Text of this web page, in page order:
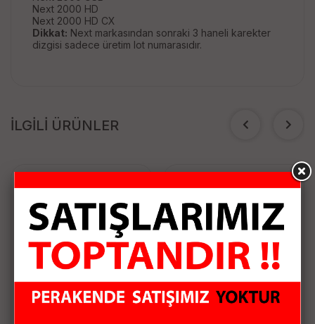
Next 2000 HD
Next 2000 HD CX
Dikkat: Next markasından sonraki 3 haneli karekter
dizgisi sadece üretim lot numarasıdır.
İLGİLİ ÜRÜNLER
HRF-01 KONNEKTÖR
MULTİBOX MB-14 1/4